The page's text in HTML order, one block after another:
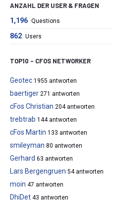
ANZAHL DER USER & FRAGEN
1,196 Questions
862 Users
TOP10 – CFOS NETWORKER
Geotec 1955 antworten
baertiger 271 antworten
cFos Christian 204 antworten
trebtrab 144 antworten
cFos Martin 133 antworten
smileyman 80 antworten
Gerhard 63 antworten
Lars Bergengruen 54 antworten
moin 47 antworten
DhiDet 43 antworten